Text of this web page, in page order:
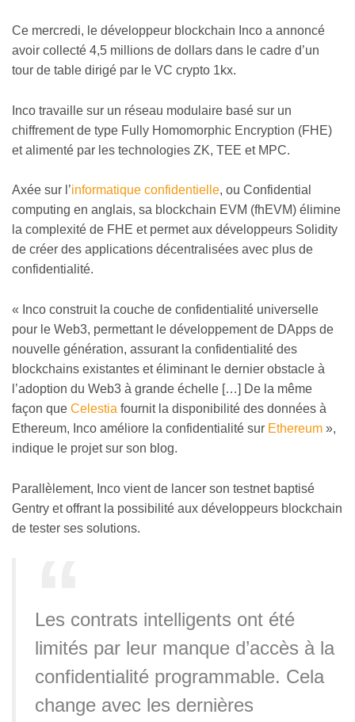
Ce mercredi, le développeur blockchain Inco a annoncé
avoir collecté 4,5 millions de dollars dans le cadre d’un
tour de table dirigé par le VC crypto 1kx.
Inco travaille sur un réseau modulaire basé sur un
chiffrement de type Fully Homomorphic Encryption (FHE)
et alimenté par les technologies ZK, TEE et MPC.
Axée sur l’informatique confidentielle, ou Confidential
computing en anglais, sa blockchain EVM (fhEVM) élimine
la complexité de FHE et permet aux développeurs Solidity
de créer des applications décentralisées avec plus de
confidentialité.
« Inco construit la couche de confidentialité universelle
pour le Web3, permettant le développement de DApps de
nouvelle génération, assurant la confidentialité des
blockchains existantes et éliminant le dernier obstacle à
l’adoption du Web3 à grande échelle […] De la même
façon que Celestia fournit la disponibilité des données à
Ethereum, Inco améliore la confidentialité sur Ethereum »,
indique le projet sur son blog.
Parallèlement, Inco vient de lancer son testnet baptisé
Gentry et offrant la possibilité aux développeurs blockchain
de tester ses solutions.
Les contrats intelligents ont été
limités par leur manque d’accès à la
confidentialité programmable. Cela
change avec les dernières